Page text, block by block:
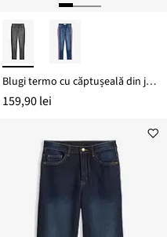
Blugi termo cu căptușeală din jerse Mid Waist
159,90 lei